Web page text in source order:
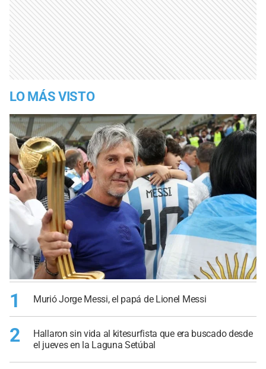
LO MÁS VISTO
1 Murió Jorge Messi, el papá de Lionel Messi
2
Hallaron sin vida al kitesurfista que era buscado desde
el jueves en la Laguna Setúbal